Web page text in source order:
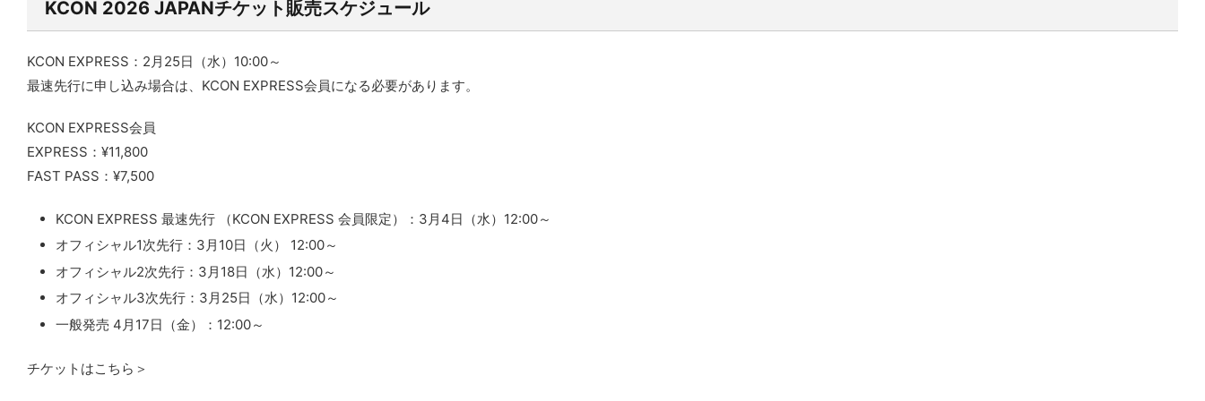
KCON 2026 JAPANチケット販売スケジュール
KCON EXPRESS：2月25日（水）10:00～
最速先行に申し込み場合は、KCON EXPRESS会員になる必要があります。
KCON EXPRESS会員
EXPRESS：¥11,800
FAST PASS：¥7,500
KCON EXPRESS 最速先行 （KCON EXPRESS 会員限定）：3月4日（水）12:00～
オフィシャル1次先行：3月10日（火） 12:00～
オフィシャル2次先行：3月18日（水）12:00～
オフィシャル3次先行：3月25日（水）12:00～
一般発売 4月17日（金）：12:00～
チケットはこちら＞